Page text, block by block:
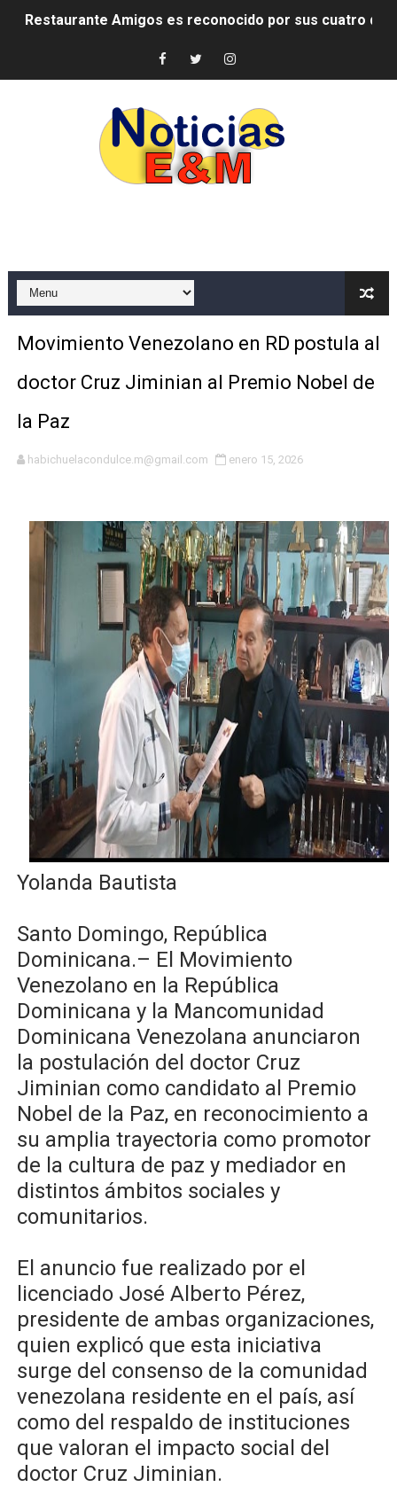
Restaurante Amigos es reconocido por sus cuatro
Banco Popular escala 17 posiciones en los mil
Osiris de León responde a Roberto Tineo y a Yeisy
DGPCF: 55 años sembrando desarrollo y
Ministerio de Defensa siembra esperanza y protege
Graduación XII Promoción Servicio Militar Voluntario
Fellito Suberví asegura en Carolina Mejía RD tiene la
Hipótesis policial sobre atentado a balazos en la
CESDN urge fortalecer el sistema eléctrico ante
Cacerolazos, gomas quemadas y bombas
Roberto Ángel Salcedo anuncia festival cultural para
Roberto Ángel Salcedo anuncia festival cultural para
Lee Ballester a los que se forman como agentes
Operativo Interinstitucional “Compromiso Ambiental
Trabajadores de la prensa y Obispado de la Provincia
Ministerio de Cultura anuncia ganadores de Premios
Más de 180 dirigentes sindicales de las Américas se
Restaurante Amigos es reconocido por sus cuatro
Movimiento Venezolano en RD postula al
doctor Cruz Jiminian al Premio Nobel de
la Paz
habichuelacondulce.m@gmail.com enero 15, 2026
Yolanda Bautista
Santo Domingo, República
Dominicana.– El Movimiento
Venezolano en la República
Dominicana y la Mancomunidad
Dominicana Venezolana anunciaron
la postulación del doctor Cruz
Jiminian como candidato al Premio
Nobel de la Paz, en reconocimiento a
su amplia trayectoria como promotor
de la cultura de paz y mediador en
distintos ámbitos sociales y
comunitarios.
El anuncio fue realizado por el
licenciado José Alberto Pérez,
presidente de ambas organizaciones,
quien explicó que esta iniciativa
surge del consenso de la comunidad
venezolana residente en el país, así
como del respaldo de instituciones
que valoran el impacto social del
doctor Cruz Jiminian.